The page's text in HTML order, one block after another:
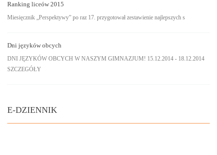
Ranking liceów 2015
Miesięcznik „Perspektywy” po raz 17. przygotował zestawienie najlepszych s
Dni języków obcych
DNI JĘZYKÓW OBCYCH W NASZYM GIMNAZJUM! 15.12.2014 - 18.12.2014
SZCZEGÓŁY
E-DZIENNIK